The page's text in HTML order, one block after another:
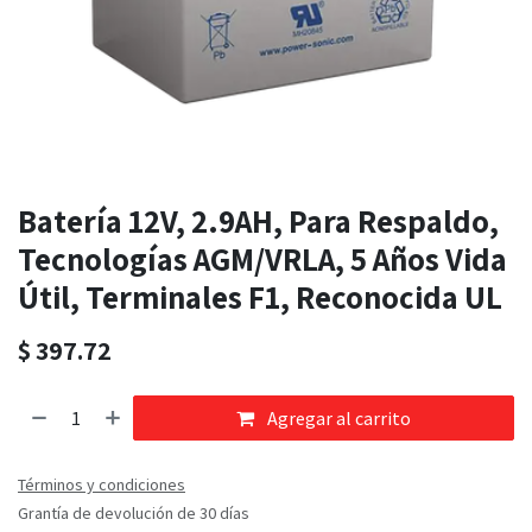
Batería 12V, 2.9AH, Para Respaldo,
Tecnologías AGM/VRLA, 5 Años Vida
Útil, Terminales F1, Reconocida UL
$397.72
Agregar al carrito
Términos y condiciones
Grantía de devolución de 30 días